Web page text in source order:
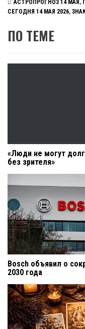
АСТРОПРОГНОЗ 14 МАЯ ,
СЕГОДНЯ 14 МАЯ 2026,
ПО ТЕМЕ
«Люди не могут
без зрителя»
Bosch объявил о
2030 года